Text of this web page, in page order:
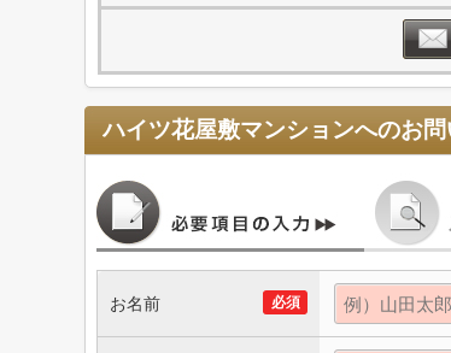
ハイツ花屋敷マンションへのお
必須
お名前